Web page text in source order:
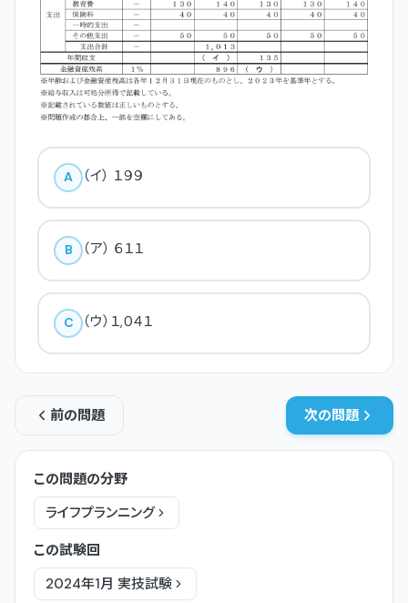
A （イ） １９９
B （ア） ６１１
C （ウ）１,０４１
前の問題 次の問題
この問題の分野
ライフプランニング
この試験回
2024年1月 実技試験